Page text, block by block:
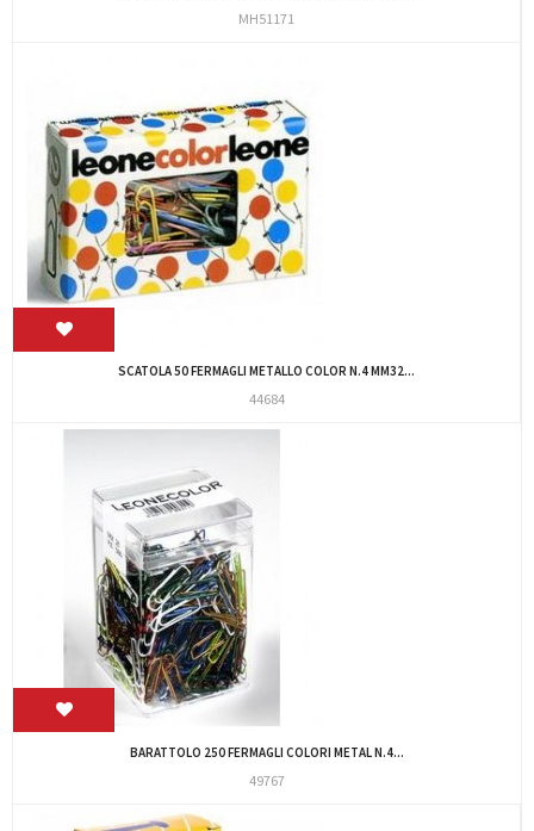
MH51171
SCATOLA 50 FERMAGLI METALLO COLOR N.4 MM32...
44684
BARATTOLO 250 FERMAGLI COLORI METAL N.4...
49767